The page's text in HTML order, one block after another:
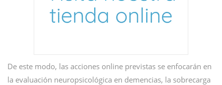
De este modo, las acciones online previstas se enfocarán en
la evaluación neuropsicológica en demencias, la sobrecarga